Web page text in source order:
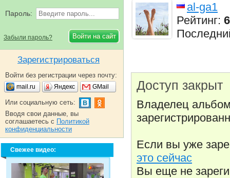
al-ga1
Рейтинг:
Доступ закрыт
Владелец
Если вы уже
это сейчас
Вы еще не
Пароль:
Забыли пароль?
Зарегистрироваться
Войти без регистрации через почту:
mail.ru Яндекс GMail
Или социальную сеть:
Вводя свои данные, вы
соглашаетесь с Политикой
конфиденциальности
Свежее видео: